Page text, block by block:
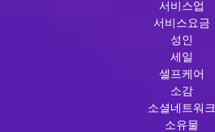
서비스업
서비스요금
성인
세일
셀프케어
소감
소셜네트워크
소유물